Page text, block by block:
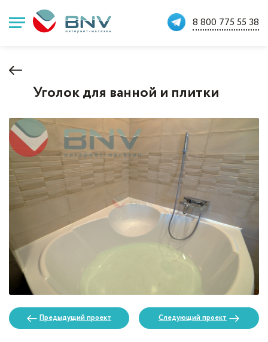
8 800 775 55 38
Уголок для ванной и плитки
Предыдущий проект Следующий проект